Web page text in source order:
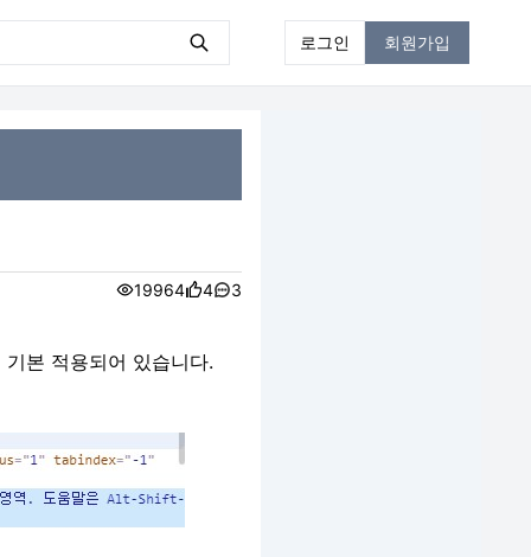
로그인 회원가입
19964 4 3
본 적용되어 있습니다.